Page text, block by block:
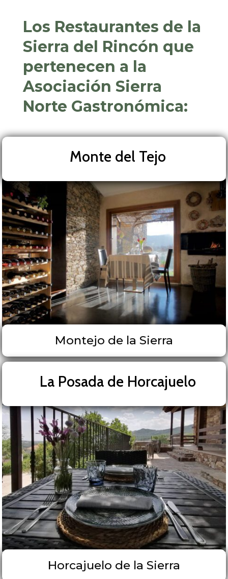
Los Restaurantes de la
Sierra del Rincón que
pertenecen a la
Asociación Sierra
Norte Gastronómica:
Monte del Tejo
Montejo de la Sierra
La Posada de Horcajuelo
Horcajuelo de la Sierra